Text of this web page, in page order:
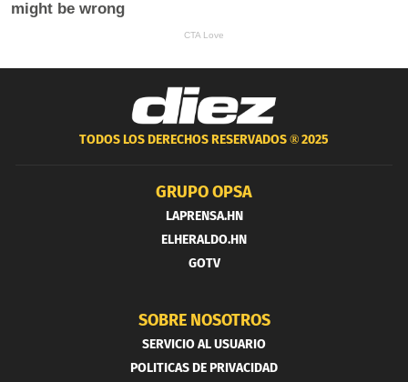
TODOS LOS DERECHOS RESERVADOS ®2025
GRUPO OPSA
LAPRENSA.HN
ELHERALDO.HN
GOTV
SOBRE NOSOTROS
SERVICIO AL USUARIO
POLITICAS DE PRIVACIDAD